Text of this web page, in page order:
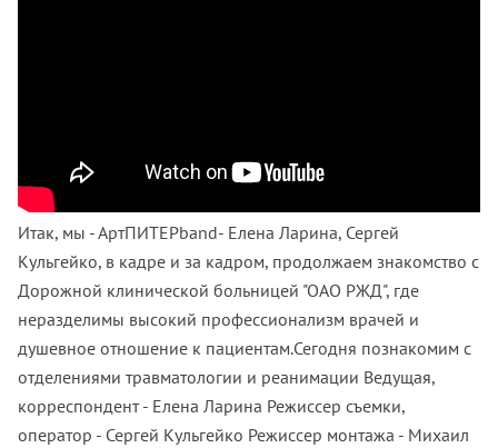
Итак, мы - АртПИТЕРband- Елена Ларина, Сергей
Кульгейко, в кадре и за кадром, продолжаем знакомство с
Дорожной клинической больницей "ОАО РЖД", где
неразделимы высокий профессионализм врачей и
душевное отношение к пациентам.Сегодня познакомим с
отделениями травматологии и реанимации Ведущая,
корреспондент - Елена Ларина Режиссер съемки,
оператор - Сергей Кульгейко Режиссер монтажа - Михаил